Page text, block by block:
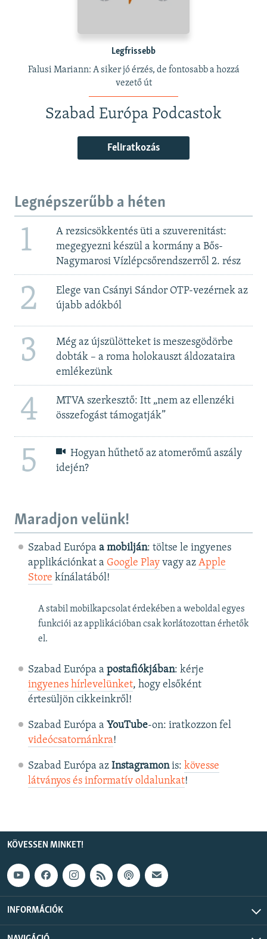
Legfrissebb
Falusi Mariann: A siker jó érzés, de fontosabb a hozzá
vezető út
Szabad Európa Podcastok
Feliratkozás
Legnépszerűbb a héten
1
A rezsicsökkentés üti a szuverenitást:
megegyezni készül a kormány a Bős-
Nagymarosi Vízlépcsőrendszerről 2. rész
2
Elege van Csányi Sándor OTP-vezérnek az
újabb adókból
3
Még az újszülötteket is meszesgödörbe
dobták – a roma holokauszt áldozataira
emlékezünk
4
MTVA szerkesztő: Itt „nem az ellenzéki
összefogást támogatják”
5
Hogyan hűthető az atomerőmű aszály
idején?
Maradjon velünk!
Szabad Európa a mobilján: töltse le ingyenes
applikációnkat a Google Playvagy az Apple
Store kínálatából!
A stabil mobilkapcsolat érdekében a weboldal egyes
funkciói az applikációban csak korlátozottan érhetők
el.
Szabad Európa a postafiókjában: kérje
ingyenes hírlevelünket, hogy elsőként
értesüljön cikkeinkről!
Szabad Európa a YouTube-on: iratkozzon fel
videócsatornánkra!
Szabad Európa az Instagramonis: kövesse
látványos és informatív oldalunkat! ​
KÖVESSEN MINKET!
INFORMÁCIÓK